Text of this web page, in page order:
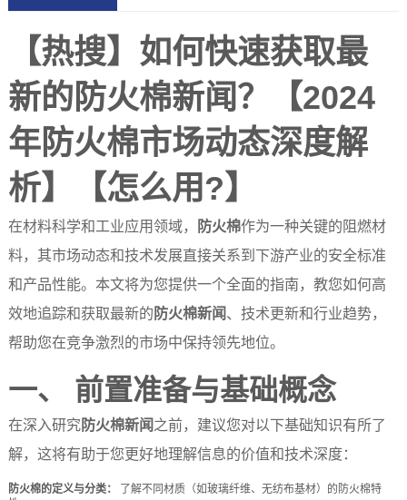
【热搜】如何快速获取最
新的防火棉新闻？【2024
年防火棉市场动态深度解
析】【怎么用?】
在材料科学和工业应用领域， 防火棉作为一种关键的阻燃材
料，其市场动态和技术发展直接关系到下游产业的安全标准
和产品性能。本文将为您提供一个全面的指南，教您如何高
效地追踪和获取最新的 防火棉新闻、技术更新和行业趋势，
帮助您在竞争激烈的市场中保持领先地位。
一、 前置准备与基础概念
在深入研究防火棉新闻之前，建议您对以下基础知识有所了
解，这将有助于您更好地理解信息的价值和技术深度：
防火棉的定义与分类：
了解不同材质（如玻璃纤维、无纺布基材）的防火棉特